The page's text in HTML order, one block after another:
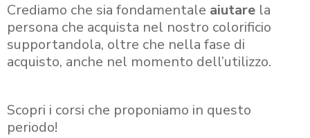
Crediamo che sia fondamentale aiutare la
persona che acquista nel nostro colorificio
supportandola, oltre che nella fase di
acquisto, anche nel momento dell’utilizzo.
Scopri i corsi che proponiamo in questo
periodo!